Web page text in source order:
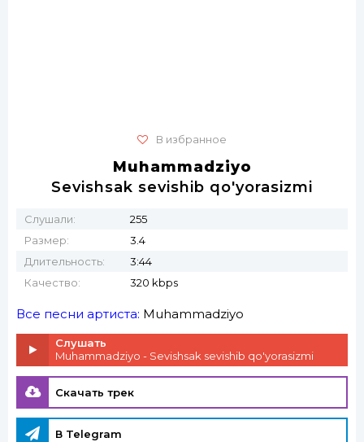
В избранное
Muhammadziyo
Sevishsak sevishib qo'yorasizmi
Слушали:
255
Размер:
3.4
Длительность:
3:44
Качество:
320 kbps
Все песни артиста: Muhammadziyo
Слушать
Muhammadziyo - Sevishsak sevishib qo'yorasizmi
Скачать трек
В Telegram